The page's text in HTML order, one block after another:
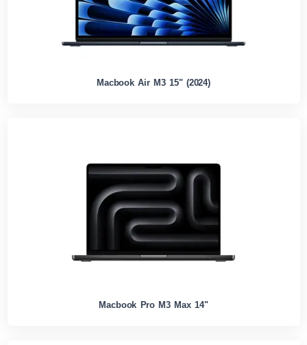
Macbook Air M3 15" (2024)
Macbook Pro M3 Max 14"